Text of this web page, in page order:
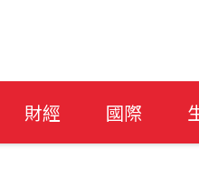
財經 國際